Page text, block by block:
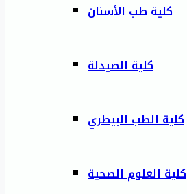
كلية طب الأسنان
كلية الصيدلة
كلية الطب البيطري
كلية العلوم الصحية